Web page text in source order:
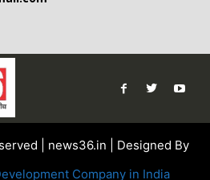
| news36.in | Designed By
Company in India